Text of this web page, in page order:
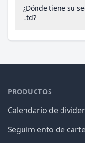
¿Dónde tiene su
Ltd?
PRODUCTOS
Calendario de
Seguimiento de